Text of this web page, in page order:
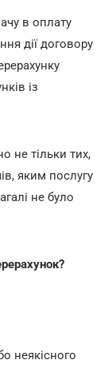
в оплату
дії договору
із
не тільки тих,
яким послугу
не було
неякісного